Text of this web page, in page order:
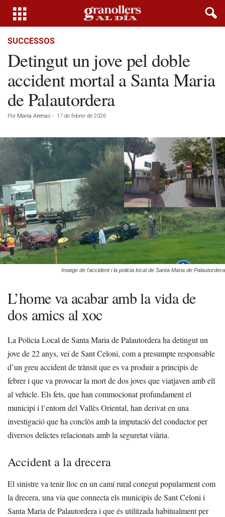
SUCCESSOS
Detingut un jove pel doble
accident mortal a Santa Maria
de Palautordera
Por María Arenas - 17 de febrer de 2026
Imatge de l'accident i la policia local de Santa Maria de Palautordera
L’home va acabar amb la vida de
dos amics al xoc
La Policia Local de Santa Maria de Palautordera ha detingut un
jove de 22 anys, veí de Sant Celoni, com a presumpte responsable
d’un greu accident de trànsit que es va produir a principis de
febrer i que va provocar la mort de dos joves que viatjaven amb ell
al vehicle. Els fets, que han commocionat profundament el
municipi i l’entorn del Vallès Oriental, han derivat en una
investigació que ha conclòs amb la imputació del conductor per
diversos delictes relacionats amb la seguretat viària.
Accident a la drecera
El sinistre va tenir lloc en un camí rural conegut popularment com
la drecera, una via que connecta els municipis de Sant Celoni i
Santa Maria de Palautordera i que és utilitzada habitualment per